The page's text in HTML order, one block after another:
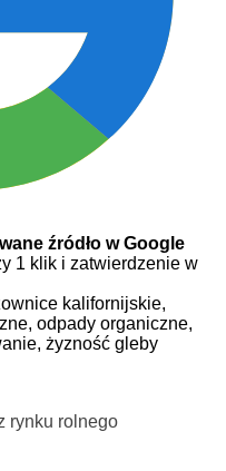
źródło w Google
1 klik i zatwierdzenie w
kalifornijskie,
odpady organiczne,
żyzność gleby
rynku rolnego